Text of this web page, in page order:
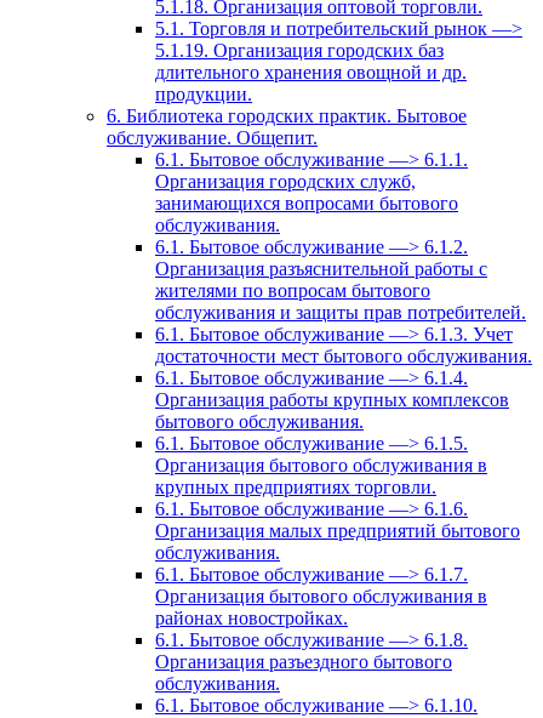
5.1.18. Организация оптовой торговли.
5.1. Торговля и потребительский рынок —>
5.1.19. Организация городских баз
длительного хранения овощной и др.
продукции.
6. Библиотека городских практик. Бытовое
обслуживание. Общепит.
6.1. Бытовое обслуживание —> 6.1.1.
Организация городских служб,
занимающихся вопросами бытового
обслуживания.
6.1. Бытовое обслуживание —> 6.1.2.
Организация разъяснительной работы с
жителями по вопросам бытового
обслуживания и защиты прав потребителей.
6.1. Бытовое обслуживание —> 6.1.3. Учет
достаточности мест бытового обслуживания.
6.1. Бытовое обслуживание —> 6.1.4.
Организация работы крупных комплексов
бытового обслуживания.
6.1. Бытовое обслуживание —> 6.1.5.
Организация бытового обслуживания в
крупных предприятиях торговли.
6.1. Бытовое обслуживание —> 6.1.6.
Организация малых предприятий бытового
обслуживания.
6.1. Бытовое обслуживание —> 6.1.7.
Организация бытового обслуживания в
районах новостройках.
6.1. Бытовое обслуживание —> 6.1.8.
Организация разъездного бытового
обслуживания.
6.1. Бытовое обслуживание —> 6.1.10.